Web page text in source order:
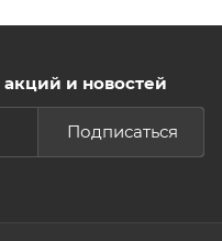
и новостей
Подписаться